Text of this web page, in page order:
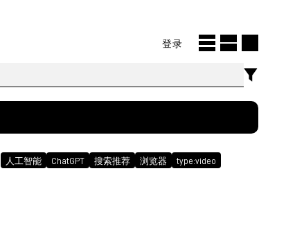
登录
人工智能 ChatGPT 搜索推荐 浏览器 type:video